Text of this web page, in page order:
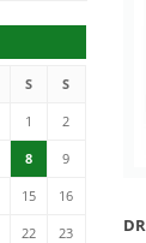
S S
1 2
8 9
15 16
22 23